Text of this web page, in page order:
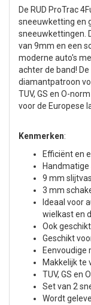
De RUD ProTrac
sneeuwketting en
sneeuwkettingen.
van 9mm en een
moderne auto's
achter de band!
diamantpatroon
TUV, GS en O-
voor de Europese
Kenmerken:
Efficiënt en
9 mm
3 mm
Ideaal voor
wielkast en
Ook
Geschikt
Eenvoudige
Makkelijk te
TUV, GS en
Set van 2
Wordt